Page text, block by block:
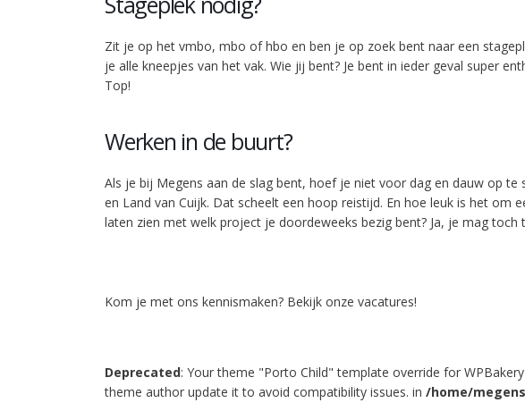
Zit je op het vmbo, mbo of hbo en ben je op zoek bent naar een
je alle kneepjes van het vak. Wie jij bent? Je bent in ieder geval super
Top!
Werken in de buurt?
Als je bij Megens aan de slag bent, hoef je niet voor dag en dauw op te
en Land van Cuijk. Dat scheelt een hoop reistijd. En hoe leuk is het om
laten zien met welk project je doordeweeks bezig bent? Ja, je mag
Kom je met ons kennismaken? Bekijk onze vacatures!
Deprecated: Your theme "Porto Child" template override for
theme author update it to avoid compatibility issues. in /home/